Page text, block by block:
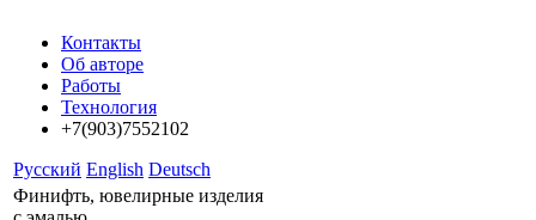
Контакты
Об авторе
Работы
Технология
+7(903)7552102
Русский English Deutsch
Финифть, ювелирные изделия